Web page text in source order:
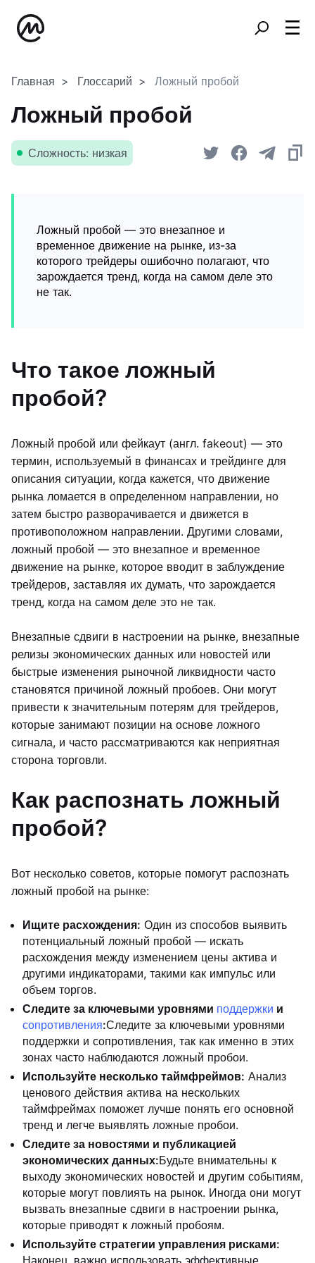
Главная Глоссарий Ложный пробой
Ложный пробой
Сложность: низкая
Ложный пробой — это внезапное и
временное движение на рынке, из-за
которого трейдеры ошибочно полагают, что
зарождается тренд, когда на самом деле это
не так.
Что такое ложный
пробой?
Ложный пробой или фейкаут (англ. fakeout) — это
термин, используемый в финансах и трейдинге для
описания ситуации, когда кажется, что движение
рынка ломается в определенном направлении, но
затем быстро разворачивается и движется в
противоположном направлении. Другими словами,
ложный пробой — это внезапное и временное
движение на рынке, которое вводит в заблуждение
трейдеров, заставляя их думать, что зарождается
тренд, когда на самом деле это не так.
Внезапные сдвиги в настроении на рынке, внезапные
релизы экономических данных или новостей или
быстрые изменения рыночной ликвидности часто
становятся причиной ложный пробоев. Они могут
привести к значительным потерям для трейдеров,
которые занимают позиции на основе ложного
сигнала, и часто рассматриваются как неприятная
сторона торговли.
Как распознать ложный
пробой?
Вот несколько советов, которые помогут распознать
ложный пробой на рынке:
Ищите расхождения: Один из способов выявить
потенциальный ложный пробой — искать
расхождения между изменением цены актива и
другими индикаторами, такими как импульс или
объем торгов.
Следите за ключевыми уровнями поддержки и
сопротивления:Следите за ключевыми уровнями
поддержки и сопротивления, так как именно в этих
зонах часто наблюдаются ложный пробои.
Используйте несколько таймфреймов: Анализ
ценового действия актива на нескольких
таймфреймах поможет лучше понять его основной
тренд и легче выявлять ложные пробои.
Следите за новостями и публикацией
экономических данных:Будьте внимательны к
выходу экономических новостей и другим событиям,
которые могут повлиять на рынок. Иногда они могут
вызвать внезапные сдвиги в настроении рынка,
которые приводят к ложный пробоям.
Используйте стратегии управления рисками:
Наконец, важно использовать эффективные